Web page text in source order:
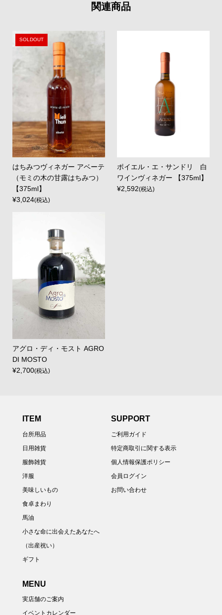
関連商品
SOLDOUT
はちみつヴィネガー アベーテ
（モミの木の甘露はちみつ）
【375ml】
¥3,024(税込)
ポイエル・エ・サンドリ 白
ワインヴィネガー 【375ml】
¥2,592(税込)
アグロ・ディ・モスト AGRO
DI MOSTO
¥2,700(税込)
ITEM
台所用品
日用雑貨
服飾雑貨
洋服
美味しいもの
食卓まわり
馬油
小さな命に出会えたあなたへ
（出産祝い）
ギフト
SUPPORT
ご利用ガイド
特定商取引に関する表示
個人情報保護ポリシー
会員ログイン
お問い合わせ
MENU
実店舗のご案内
イベントカレンダー